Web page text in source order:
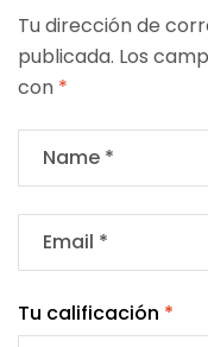
Tu dirección de
publicada. Los
con *
Tu calificación *